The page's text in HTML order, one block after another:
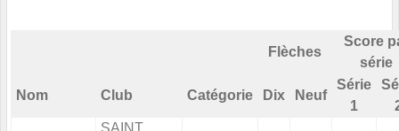
Flèches
Score
série
Nom Club Catégorie Dix Neuf
Série
1